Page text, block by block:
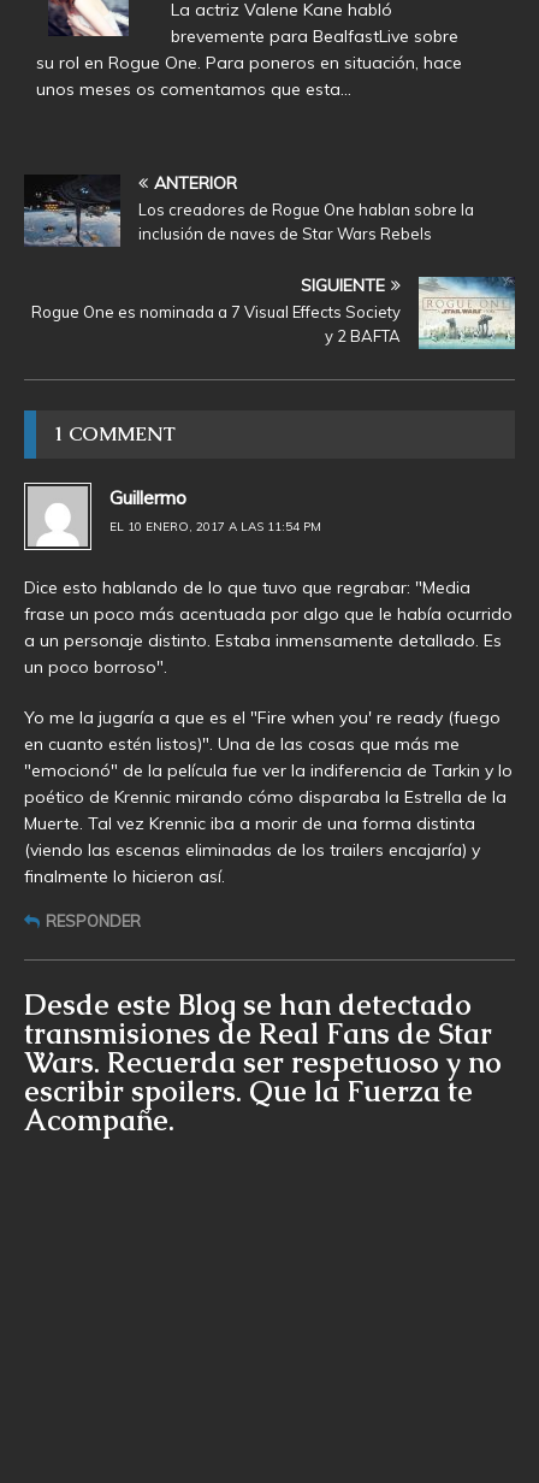
La actriz Valene Kane habló
brevemente para BealfastLive sobre
su rol en Rogue One. Para poneros en situación, hace
unos meses os comentamos que esta…
ANTERIOR
Los creadores de Rogue One hablan sobre la
inclusión de naves de Star Wars Rebels
SIGUIENTE
Rogue One es nominada a 7 Visual Effects Society
y 2 BAFTA
1 COMMENT
Guillermo
EL 10 ENERO, 2017 A LAS 11:54 PM
Dice esto hablando de lo que tuvo que regrabar: "Media
frase un poco más acentuada por algo que le había ocurrido
a un personaje distinto. Estaba inmensamente detallado. Es
un poco borroso".
Yo me la jugaría a que es el "Fire when you' re ready (fuego
en cuanto estén listos)". Una de las cosas que más me
"emocionó" de la película fue ver la indiferencia de Tarkin y lo
poético de Krennic mirando cómo disparaba la Estrella de la
Muerte. Tal vez Krennic iba a morir de una forma distinta
(viendo las escenas eliminadas de los trailers encajaría) y
finalmente lo hicieron así.
RESPONDER
Desde este Blog se han detectado
transmisiones de Real Fans de Star
Wars. Recuerda ser respetuoso y no
escribir spoilers. Que la Fuerza te
Acompañe.